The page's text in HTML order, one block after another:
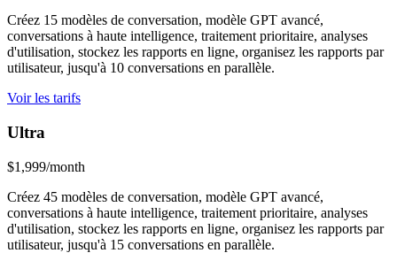
Créez 15 modèles de conversation, modèle GPT avancé,
conversations à haute intelligence, traitement prioritaire, analyses
d'utilisation, stockez les rapports en ligne, organisez les rapports par
utilisateur, jusqu'à 10 conversations en parallèle.
Voir les tarifs
Ultra
$1,999/month
Créez 45 modèles de conversation, modèle GPT avancé,
conversations à haute intelligence, traitement prioritaire, analyses
d'utilisation, stockez les rapports en ligne, organisez les rapports par
utilisateur, jusqu'à 15 conversations en parallèle.